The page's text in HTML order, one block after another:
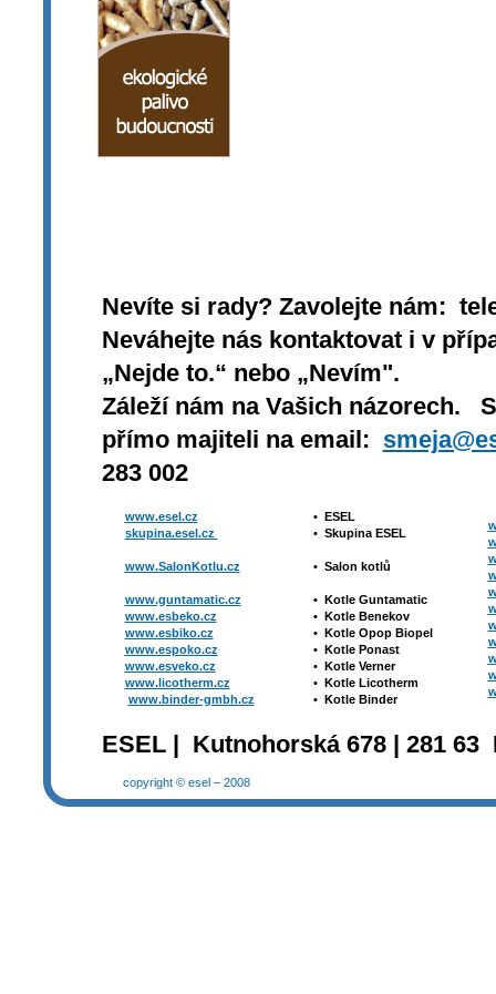
Nevíte si rady? Zavolejte nám:
Neváhejte nás kontaktovat i v
„Nejde to.“ nebo „Nevím".
Záleží nám na Vašich názorech.
přímo majiteli na email:
283 002
www.esel.cz
skupina.esel.cz
www.SalonKotlu.cz
www.guntamatic.cz
www.esbeko.cz
www.esbiko.cz
www.espoko.cz
www.esveko.cz
www.licotherm.cz
www.binder-gmbh.cz
• ESEL
• Skupina ESEL
• Salon kotlů
• Kotle Guntamatic
• Kotle Benekov
• Kotle Opop Biopel
• Kotle Ponast
• Kotle Verner
• Kotle Licotherm
• Kotle Binder
ESEL | Kutnohorská 678 | 281
copyright © esel – 2008